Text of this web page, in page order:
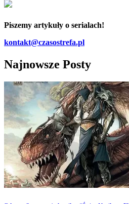
Piszemy artykuły o serialach!
kontakt@czasostrefa.pl
Najnowsze Posty